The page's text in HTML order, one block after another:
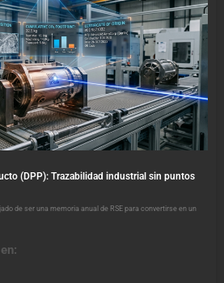
(DPP): Trazabilidad industrial sin puntos
de ser una memoria anual de RSE para convertirse en un